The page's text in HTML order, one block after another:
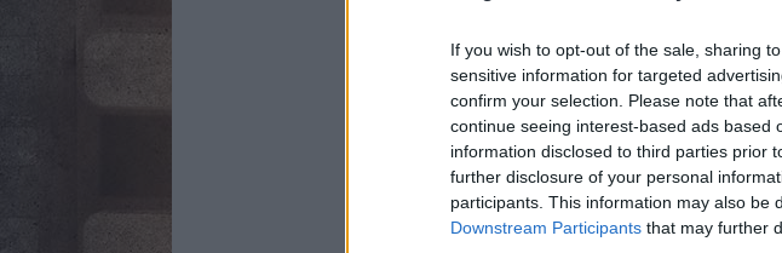
If you wish to opt-out of the sale, sharing
sensitive information for targeted
confirm your selection. Please note that
continue seeing interest-based ads based
information disclosed to third parties prior
further disclosure of your personal
participants. This information may also be
Downstream Participants that may further